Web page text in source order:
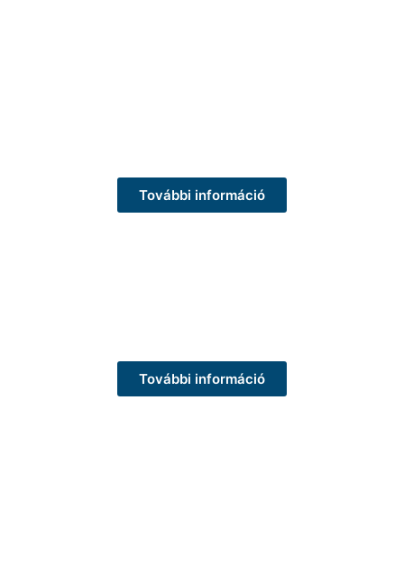
További információ
További információ